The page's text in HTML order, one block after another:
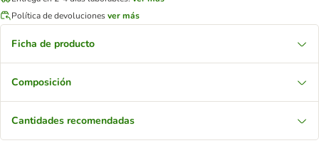
Política de devolucionesver más
Ficha de producto
Composición
Cantidades recomendadas